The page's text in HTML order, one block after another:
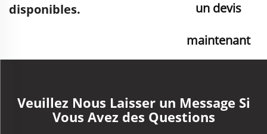
disponibles.
un devis
maintenant
Veuillez Nous Laisser un Message Si
Vous Avez des Questions